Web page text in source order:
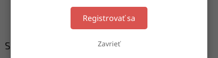
Registrovať sa
Zavrieť
Garancia doručenia
nepoškodeného tovaru
Súvisiaci tovar